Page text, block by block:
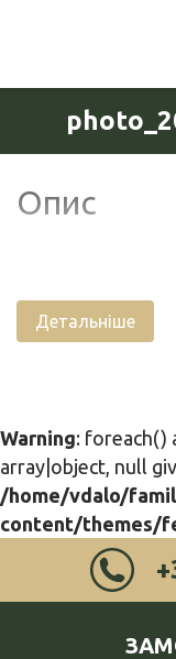
Опис
Детальніше
Warning: foreach()
array|object, null
/home/vdalo/
content/themes/